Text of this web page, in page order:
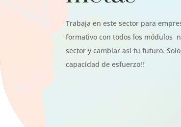
Trabaja en este sector para
formativo con todos los módulos
sector y cambiar así tu futuro.
capacidad de esfuerzo!!